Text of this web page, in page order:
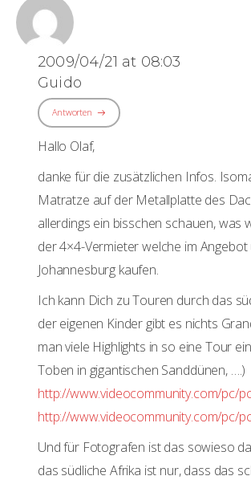
2009/04/21 at 08:03
Guido
Antworten
Hallo Olaf,
danke für die zusätzlichen Infos.
Matratze auf der Metallplatte des
allerdings ein bisschen schauen, was
der 4×4-Vermieter welche im
Johannesburg kaufen.
Ich kann Dich zu Touren durch das
der eigenen Kinder gibt es nichts
man viele Highlights in so eine Tour
Toben in gigantischen Sanddünen, ….)
http://www.videocommunity.com/pc/
http://www.videocommunity.com/pc/
Und für Fotografen ist das sowieso
das südliche Afrika ist nur, dass das